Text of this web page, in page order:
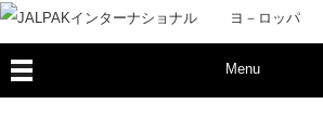
Menu